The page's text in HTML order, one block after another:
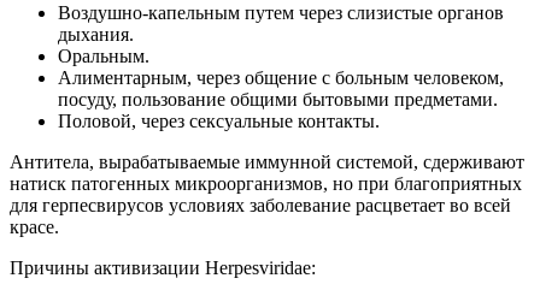
Воздушно-капельным путем через слизистые органов
дыхания.
Оральным.
Алиментарным, через общение с больным человеком,
посуду, пользование общими бытовыми предметами.
Половой, через сексуальные контакты.
Антитела, вырабатываемые иммунной системой, сдерживают
натиск патогенных микроорганизмов, но при благоприятных
для герпесвирусов условиях заболевание расцветает во всей
красе.
Причины активизации Herpesviridae: